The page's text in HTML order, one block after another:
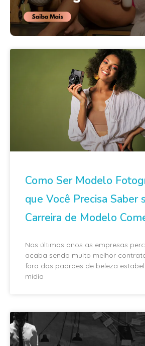
Como Ser Modelo
que Você Precisa Saber
Carreira de Modelo
Nos últimos anos as empresas
acaba sendo muito melhor
fora dos padrões de beleza
mídia